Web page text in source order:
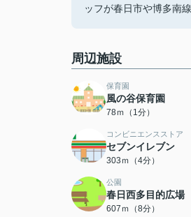
ッフが春日市や博多南
周辺施設
保育園
風の谷保育園
78ｍ（1分）
コンビニエンスストア
セブンイレブン
303ｍ（4分）
公園
春日西多目的広場
607ｍ（8分）